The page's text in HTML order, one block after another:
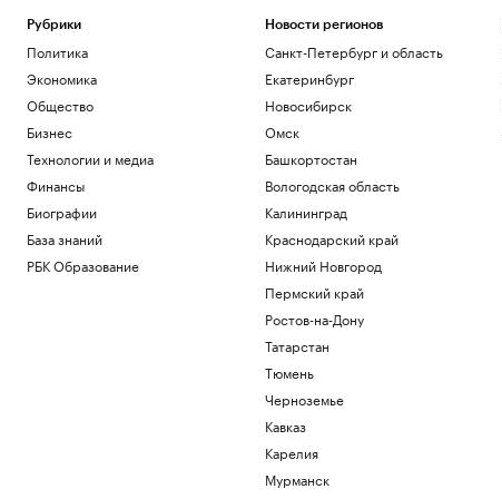
Рубрики
Политика
Экономика
Общество
Бизнес
Технологии и медиа
Финансы
Биографии
База знаний
РБК Образование
Новости регионов
Санкт-Петербург и область
Екатеринбург
Новосибирск
Омск
Башкортостан
Вологодская область
Калининград
Краснодарский край
Нижний Новгород
Пермский край
Ростов-на-Дону
Татарстан
Тюмень
Черноземье
Кавказ
Карелия
Мурманск